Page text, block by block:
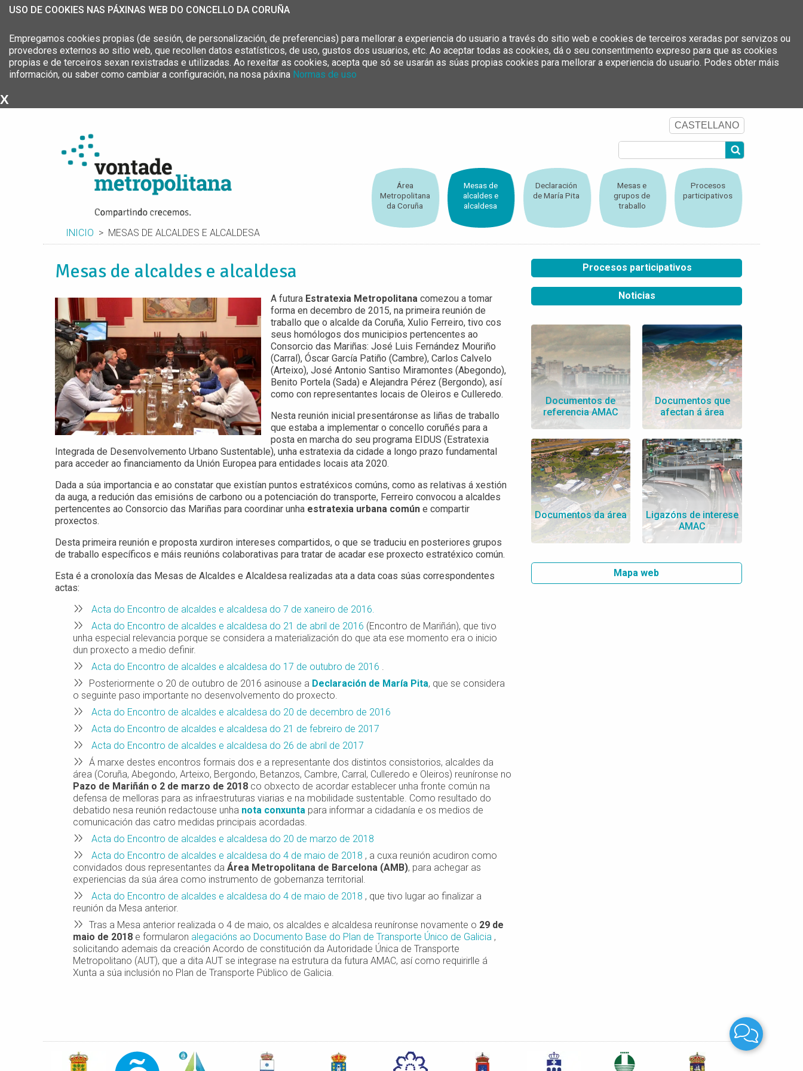
USO DE COOKIES NAS PÁXINAS WEB DO CONCELLO DA CORUÑA
Empregamos cookies propias (de sesión, de personalización, de preferencias) para mellorar a experiencia do usuario a través do sitio web e cookies de terceiros xeradas por servizos ou
provedores externos ao sitio web, que recollen datos estatísticos, de uso, gustos dos usuarios, etc. Ao aceptar todas as cookies, dá o seu consentimento expreso para que as cookies
propias e de terceiros sexan rexistradas e utilizadas. Ao rexeitar as cookies, acepta que só se usarán as súas propias cookies para mellorar a experiencia do usuario. Podes obter máis
información, ou saber como cambiar a configuración, na nosa páxina Normas de uso
X
CASTELLANO
Área
Metropolitana
da Coruña
Mesas de
alcaldes e
alcaldesa
Declaración
de María Pita
Mesas e
grupos de
traballo
Procesos
participativos
INICIO MESAS DE ALCALDES E ALCALDESA
Mesas de alcaldes e alcaldesa
A futura Estratexia Metropolitanacomezou a tomar
forma en decembro de 2015, na primeira reunión de
traballo que o alcalde da Coruña, Xulio Ferreiro, tivo cos
seus homólogos dos municipios pertencentes ao
Consorcio das Mariñas: José Luis Fernández Mouriño
(Carral), Óscar García Patiño (Cambre), Carlos Calvelo
(Arteixo), José Antonio Santiso Miramontes (Abegondo),
Benito Portela (Sada) e Alejandra Pérez (Bergondo), así
como con representantes locais de Oleiros e Culleredo.
Nesta reunión inicial presentáronse as liñas de traballo
que estaba a implementar o concello coruñés para a
posta en marcha do seu programa EIDUS (Estratexia
Integrada de Desenvolvemento Urbano Sustentable), unha estratexia da cidade a longo prazo fundamental
para acceder ao financiamento da Unión Europea para entidades locais ata 2020.
Dada a súa importancia e ao constatar que existían puntos estratéxicos comúns, como as relativas á xestión
da auga, a redución das emisións de carbono ou a potenciación do transporte, Ferreiro convocou a alcaldes
pertencentes ao Consorcio das Mariñas para coordinar unha estratexia urbana común e compartir
proxectos.
Desta primeira reunión e proposta xurdiron intereses compartidos, o que se traduciu en posteriores grupos
de traballo específicos e máis reunións colaborativas para tratar de acadar ese proxecto estratéxico común.
Esta é a cronoloxía das Mesas de Alcaldes e Alcaldesa realizadas ata a data coas súas correspondentes
actas:
Acta do Encontro de alcaldes e alcaldesa do 7 de xaneiro de 2016.
Acta do Encontro de alcaldes e alcaldesa do 21 de abril de 2016 (Encontro de Mariñán), que tivo
unha especial relevancia porque se considera a materialización do que ata ese momento era o inicio
dun proxecto a medio definir.
Acta do Encontro de alcaldes e alcaldesa do 17 de outubro de 2016 .
Posteriormente o 20 de outubro de 2016 asinouse a Declaración de María Pita, que se considera
o seguinte paso importante no desenvolvemento do proxecto.
Acta do Encontro de alcaldes e alcaldesa do 20 de decembro de 2016
Acta do Encontro de alcaldes e alcaldesa do 21 de febreiro de 2017
Acta do Encontro de alcaldes e alcaldesa do 26 de abril de 2017
Á marxe destes encontros formais dos e a representante dos distintos consistorios, alcaldes da
área (Coruña, Abegondo, Arteixo, Bergondo, Betanzos, Cambre, Carral, Culleredo e Oleiros) reuníronse no
Pazo de Mariñán o 2 de marzo de 2018 co obxecto de acordar establecer unha fronte común na
defensa de melloras para as infraestruturas viarias e na mobilidade sustentable. Como resultado do
debatido nesa reunión redactouse unha nota conxunta para informar a cidadanía e os medios de
comunicación das catro medidas principais acordadas.
Acta do Encontro de alcaldes e alcaldesa do 20 de marzo de 2018
Acta do Encontro de alcaldes e alcaldesa do 4 de maio de 2018 , a cuxa reunión acudiron como
convidados dous representantes da Área Metropolitana de Barcelona (AMB), para achegar as
experiencias da súa área como instrumento de gobernanza territorial.
Acta do Encontro de alcaldes e alcaldesa do 4 de maio de 2018 , que tivo lugar ao finalizar a
reunión da Mesa anterior.
Tras a Mesa anterior realizada o 4 de maio, os alcaldes e alcaldesa reuníronse novamente o 29 de
maio de 2018 e formularon alegacións ao Documento Base do Plan de Transporte Único de Galicia ,
solicitando ademais da creación Acordo de constitución da Autoridade Única de Transporte
Metropolitano (AUT), que a dita AUT se integrase na estrutura da futura AMAC, así como requirirlle á
Xunta a súa inclusión no Plan de Transporte Público de Galicia.
Procesos participativos
Noticias
Documentos de
referencia AMAC
Documentos que
afectan á área
Documentos da área
Ligazóns de interese
AMAC
Mapa web